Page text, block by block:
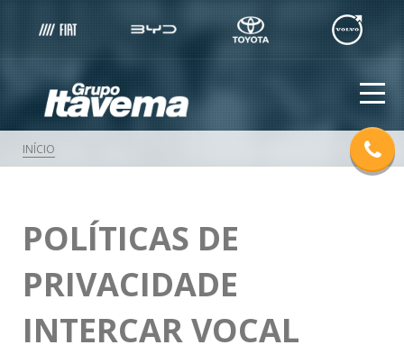
INÍCIO
POLÍTICAS DE
PRIVACIDADE
INTERCAR VOCAL